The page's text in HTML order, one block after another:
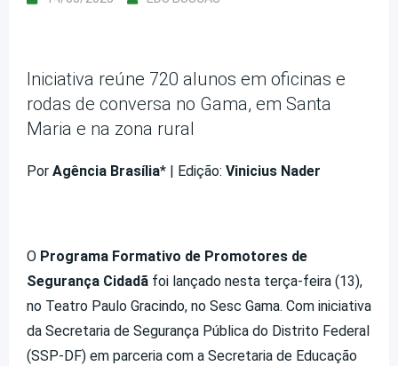
Iniciativa reúne 720 alunos em oficinas e
rodas de conversa no Gama, em Santa
Maria e na zona rural
Por Agência Brasília* | Edição: Vinicius Nader
O Programa Formativo de Promotores de
Segurança Cidadã foi lançado nesta terça-feira (13),
no Teatro Paulo Gracindo, no Sesc Gama. Com iniciativa
da Secretaria de Segurança Pública do Distrito Federal
(SSP-DF) em parceria com a Secretaria de Educação